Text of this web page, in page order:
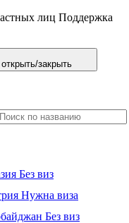
лиц Поддержка
закрыть
Без виз
Нужна виза
Без виз